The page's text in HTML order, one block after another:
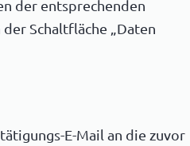
der entsprechenden
Schaltfläche „Daten
E-Mail an die zuvor